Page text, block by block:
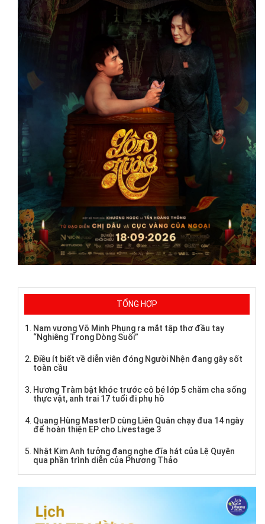
TỔNG HỢP
Nam vương Võ Minh Phụng ra mắt tập thơ đầu tay
“Nghiêng Trong Dòng Suối”
Điều ít biết về diễn viên đóng Người Nhện đang gây sốt
toàn cầu
Hương Tràm bật khóc trước cô bé lớp 5 chăm cha sống
thực vật, anh trai 17 tuổi đi phụ hồ
Quang Hùng MasterD cùng Liên Quân chạy đua 14 ngày
để hoàn thiện EP cho Livestage 3
Nhật Kim Anh tưởng đang nghe đĩa hát của Lệ Quyên
qua phần trình diễn của Phương Thảo